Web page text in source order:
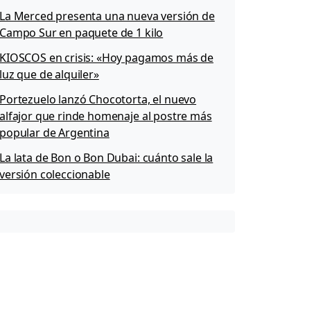
La Merced presenta una nueva versión de
Campo Sur en paquete de 1 kilo
KIOSCOS en crisis: «Hoy pagamos más de
luz que de alquiler»
Portezuelo lanzó Chocotorta, el nuevo
alfajor que rinde homenaje al postre más
popular de Argentina
La lata de Bon o Bon Dubai: cuánto sale la
versión coleccionable